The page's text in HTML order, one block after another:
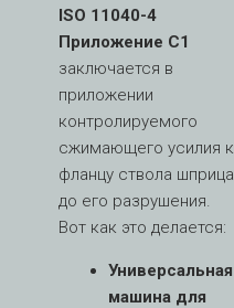
ISO 11040-4
Приложение C1
заключается в
приложении
контролируемого
сжимающего усилия к
фланцу ствола шприца
до его разрушения.
Вот как это делается:
Универсальная
машина для